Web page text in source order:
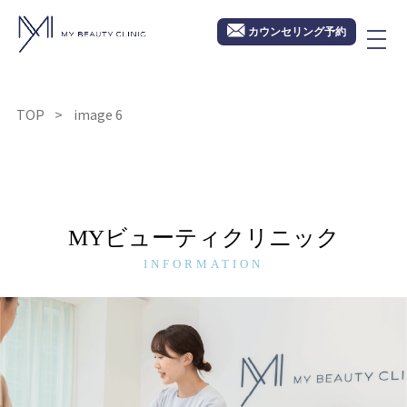
カウンセリング予約
TOP image 6
MYビューティクリニック
INFORMATION